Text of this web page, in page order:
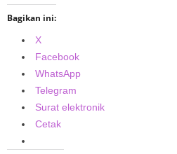
Bagikan ini:
X
Facebook
WhatsApp
Telegram
Surat elektronik
Cetak